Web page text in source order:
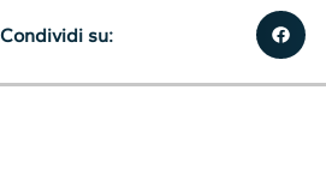
Condividi su: